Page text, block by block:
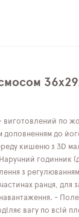
по
доповненням до
кишеню з 3D
годинник
з
ранця, для
навантаження. -
вагу по всій